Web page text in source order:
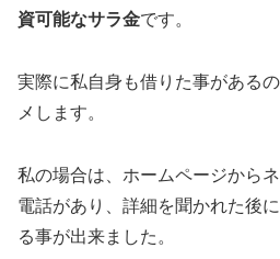
資可能なサラ金です。
実際に私自身も借りた事がある
メします。
私の場合は、ホームページから
電話があり、詳細を聞かれた後
る事が出来ました。